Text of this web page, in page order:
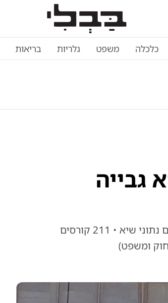
כלכלה משפט גלריות בריאות
גבייה
מנהל רשות האכיפה והגבייה הגיש לשר לוין דו"ח שנתי עם נתוני שיא • 211 קורסים
ומשפט)